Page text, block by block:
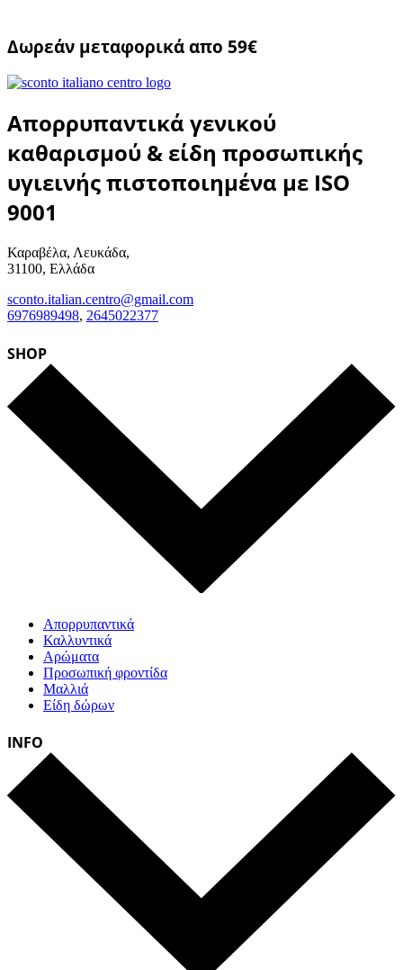
Δωρεάν μεταφορικά απο 59€
Απορρυπαντικά γενικού
καθαρισμού & είδη προσωπικής
υγιεινής πιστοποιημένα με ISO
9001
Καραβέλα, Λευκάδα,
31100, Ελλάδα
sconto.italian.centro@gmail.com
6976989498, 2645022377
SHOP
Απορρυπαντικά
Καλλυντικά
Αρώματα
Προσωπική φροντίδα
Μαλλιά
Είδη δώρων
INFO